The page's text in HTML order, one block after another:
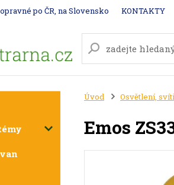
po ČR, na Slovensko KONTAKTY
Úvod Osvětlení,
Emos